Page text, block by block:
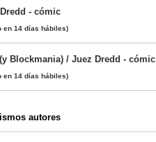
- cómic
en 14 días hábiles)
Blockmania) / Juez Dredd - cómic
en 14 días hábiles)
autores